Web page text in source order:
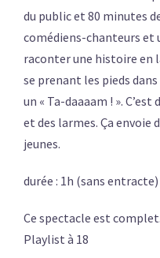
du public et 80 minutes
comédiens-chanteurs et
raconter une histoire en
se prenant les pieds
un « Ta-daaaam ! ».
et des larmes. Ça envoie
jeunes.
durée : 1h (sans entracte)
Ce spectacle est
Playlist à 18